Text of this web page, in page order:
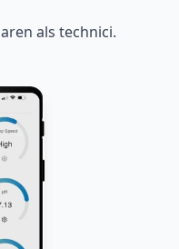
als technici.